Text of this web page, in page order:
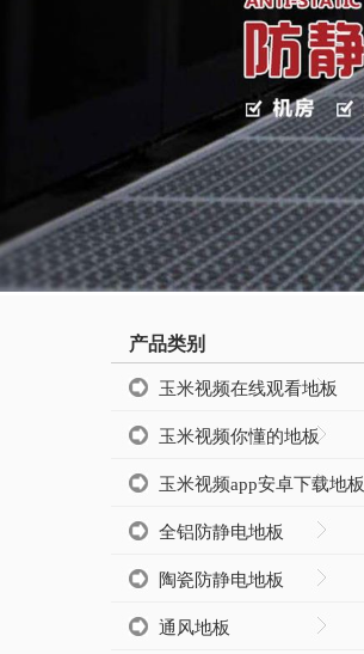
产品类别
玉米视频在线观看地板
玉米视频你懂的地板
玉米视频app安卓下载地板
全铝防静电地板
陶瓷防静电地板
通风地板